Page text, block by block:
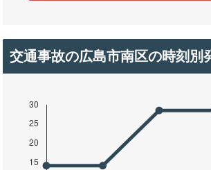
交通事故の広島市南区の時刻別